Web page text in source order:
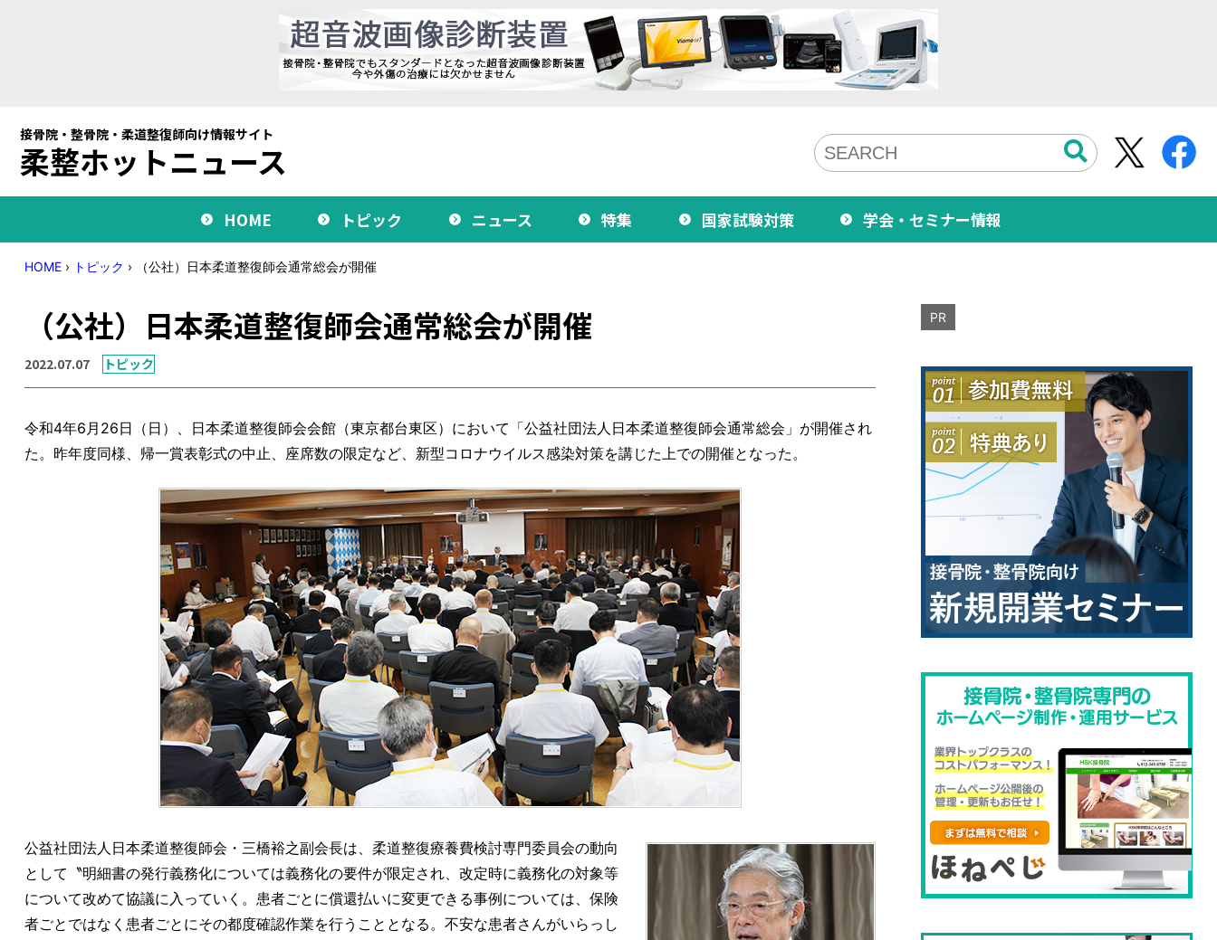
接骨院・整骨院・柔道整復師向け情報サイト
柔整ホットニュース
HOME トピック ニュース 特集 国家試験対策 学会・セミナー情報
HOME › トピック › （公社）日本柔道整復師会通常総会が開催
（公社）日本柔道整復師会通常総会が開催
2022.07.07 トピック
令和4年6月26日（日）、日本柔道整復師会会館（東京都台東区）において「公益社団法人日本柔道整復師会通常総会」が開催され
た。昨年度同様、帰一賞表彰式の中止、座席数の限定など、新型コロナウイルス感染対策を講じた上での開催となった。
公益社団法人日本柔道整復師会・三橋裕之副会長は、柔道整復療養費検討専門委員会の動向
として〝明細書の発行義務化については義務化の要件が限定され、改定時に義務化の対象等
について改めて協議に入っていく。患者ごとに償還払いに変更できる事例については、保険
者ごとではなく患者ごとにその都度確認作業を行うこととなる。不安な患者さんがいらっし
PR